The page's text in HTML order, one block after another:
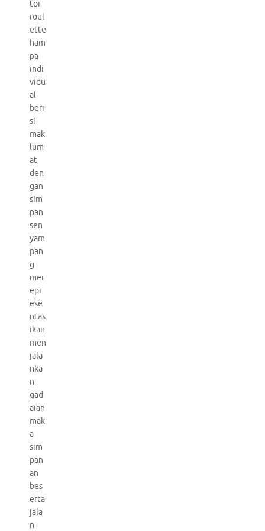
tor
roul
ette
ham
pa
indi
vidu
al
beri
si
mak
lum
at
den
gan
sim
pan
sen
yam
pan
g
mer
epr
ese
ntas
ikan
men
jala
nka
n
gad
aian
mak
a
sim
pan
an
bes
erta
jala
n